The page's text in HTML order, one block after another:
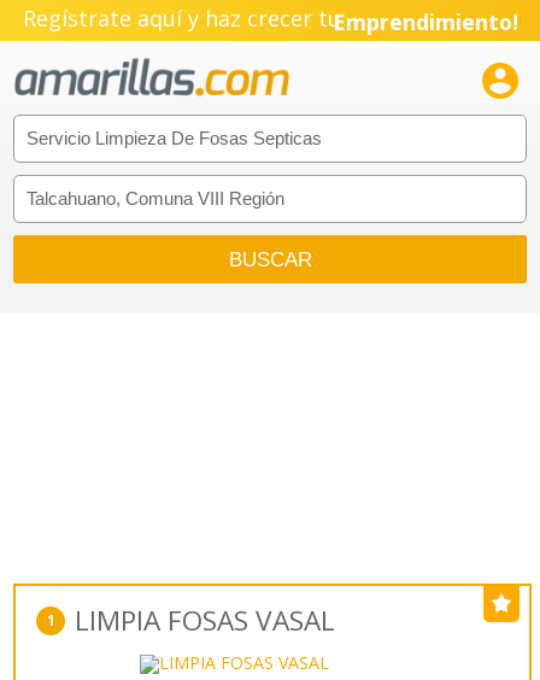
Regístrate aquí y haz crecer tuEmprendimiento!

1 LIMPIA FOSAS VASAL